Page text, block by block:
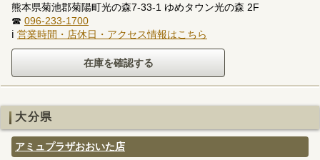
熊本県菊池郡菊陽町光の森7-33-1 ゆめタウン光の森 2F
☎ 096-233-1700
ℹ 営業時間・店休日・アクセス情報はこちら
大分県
アミュプラザおおいた店